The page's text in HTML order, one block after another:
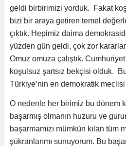
geldi birbirimizi yorduk. Fakat
bizi bir araya getiren temel
çıktık. Hepimiz daima
yüzden gün geldi, çok zor
Omuz omuza çalıştık.
koşulsuz şartsız bekçisi olduk.
Türkiye’nin en demokratik
O nedenle her birimiz bu dönem
başarmış olmanın huzuru ve
başarmamızı mümkün kılan tüm
şükranlarımı sunuyorum. Bu